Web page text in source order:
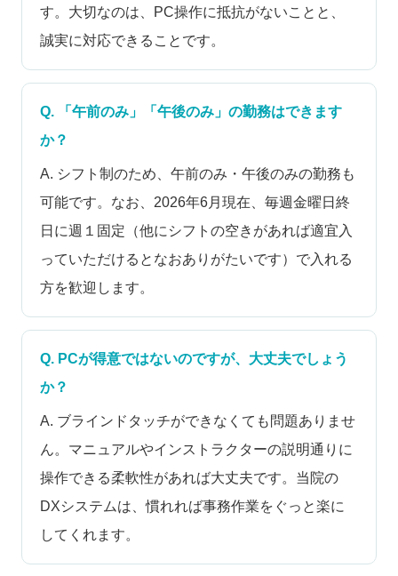
す。大切なのは、PC操作に抵抗がないことと、
誠実に対応できることです。
Q. 「午前のみ」「午後のみ」の勤務はできます
か？
A. シフト制のため、午前のみ・午後のみの勤務も
可能です。なお、2026年6月現在、毎週金曜日終
日に週１固定（他にシフトの空きがあれば適宜入
っていただけるとなおありがたいです）で入れる
方を歓迎します。
Q. PCが得意ではないのですが、大丈夫でしょう
か？
A. ブラインドタッチができなくても問題ありませ
ん。マニュアルやインストラクターの説明通りに
操作できる柔軟性があれば大丈夫です。当院の
DXシステムは、慣れれば事務作業をぐっと楽に
してくれます。